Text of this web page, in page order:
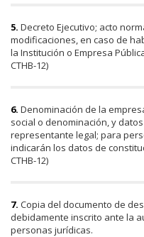
5. Decreto Ejecutivo; acto
modificaciones, en caso de
la Institución o Empresa
CTHB-12)
6. Denominación de la
social o denominación, y
representante legal; para
indicarán los datos de
CTHB-12)
7. Copia del documento de
debidamente inscrito ante la
personas jurídicas.